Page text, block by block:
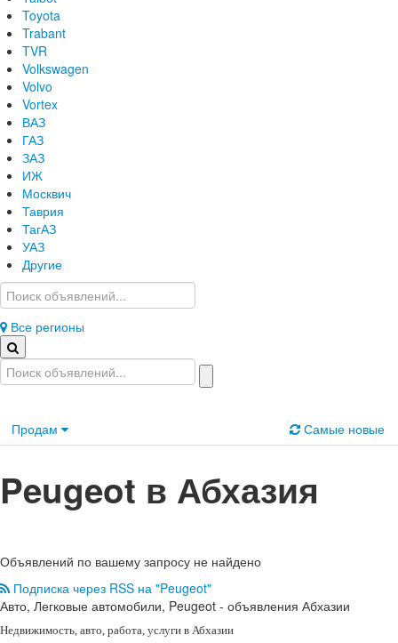
Toyota
Trabant
TVR
Volkswagen
Volvo
Vortex
ВАЗ
ГАЗ
ЗАЗ
ИЖ
Москвич
Таврия
ТагАЗ
УАЗ
Другие
Все регионы
Продам Самые новые
Peugeot в Абхазия
Объявлений по вашему запросу не найдено
Подписка через RSS на "Peugeot"
Авто, Легковые автомобили, Peugeot - объявления Абхазии
Недвижимость, авто, работа, услуги в Абхазии